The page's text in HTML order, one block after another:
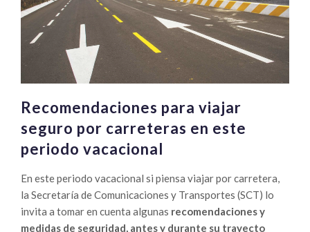
Recomendaciones para viajar
seguro por carreteras en este
periodo vacacional
En este periodo vacacional si piensa viajar por carretera,
la Secretaría de Comunicaciones y Transportes (SCT) lo
invita a tomar en cuenta algunas recomendaciones y
medidas de seguridad, antes y durante su trayecto